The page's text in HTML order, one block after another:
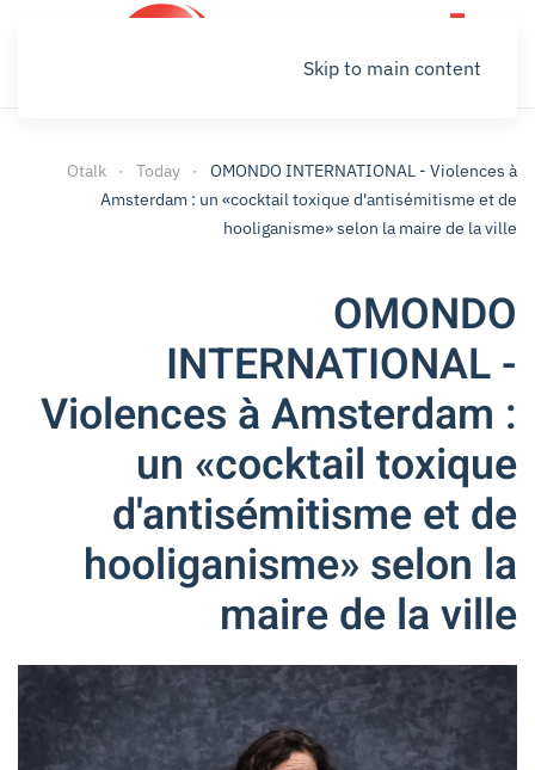
Skip to main content
Otalk Today
OMONDO INTERNATIONAL - Violences à
Amsterdam : un «cocktail toxique d'antisémitisme et de
hooliganisme» selon la maire de la ville
OMONDO
INTERNATIONAL -
Violences à Amsterdam :
un «cocktail toxique
d'antisémitisme et de
hooliganisme» selon la
maire de la ville